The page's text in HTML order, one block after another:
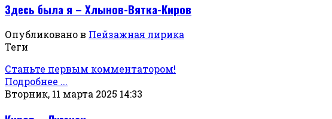
Здесь была я – Хлынов-Вятка-Киров
Опубликовано в Пейзажная лирика
Теги
Станьте первым комментатором!
Подробнее ...
Вторник, 11 марта 2025 14:33